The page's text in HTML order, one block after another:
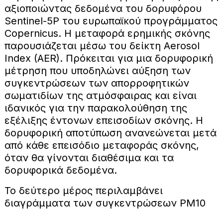
αξιοποιώντας δεδομένα του δορυφόρου
Sentinel-5P του ευρωπαϊκού προγράμματος
Copernicus. Η μεταφορά ερημικής σκόνης
παρουσιάζεται μέσω του δείκτη Aerosol
Index (AER). Πρόκειται για μια δορυφορική
μέτρηση που υποδηλώνει αύξηση των
συγκεντρώσεων των απορροφητικών
σωματιδίων της ατμόσφαιρας και είναι
ιδανικός για την παρακολούθηση της
εξέλιξης έντονων επεισοδίων σκόνης. Η
δορυφορική αποτύπωση ανανεώνεται μετά
από κάθε επεισόδιο μεταφοράς σκόνης,
όταν θα γίνονται διαθέσιμα και τα
δορυφορικά δεδομένα.
Το δεύτερο μέρος περιλαμβάνει
διαγράμματα των συγκεντρώσεων PM10